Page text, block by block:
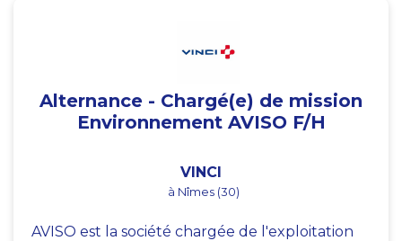
Alternance - Chargé(e) de mission
Environnement AVISO F/H
VINCI
à Nîmes (30)
AVISO est la société chargée de l'exploitation